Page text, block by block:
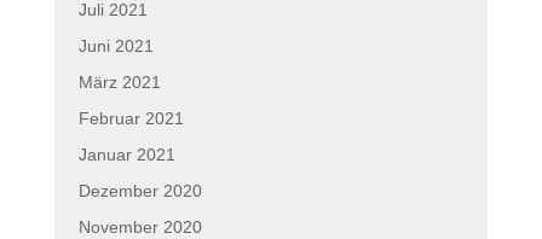
Juli 2021
Juni 2021
März 2021
Februar 2021
Januar 2021
Dezember 2020
November 2020